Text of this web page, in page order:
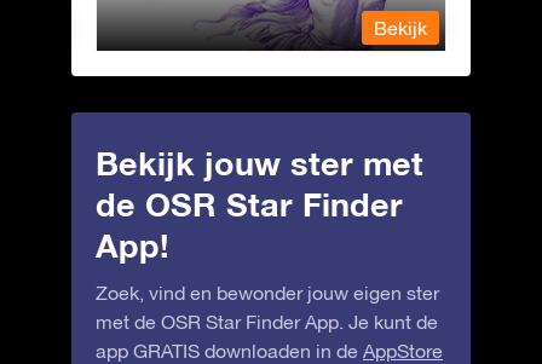
Bekijk
Bekijk jouw ster met
de OSR Star Finder
App!
Zoek, vind en bewonder jouw eigen ster
met de OSR Star Finder App. Je kunt de
app GRATIS downloaden in de AppStore